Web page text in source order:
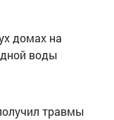
домах на
воды
травмы